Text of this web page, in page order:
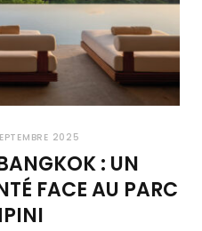
2025
: UN
FACE AU PARC